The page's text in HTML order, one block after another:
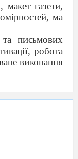
макет газети,
ма
письмових
робота
виконання
–